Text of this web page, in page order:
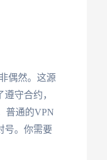
偶然。这源
守合约，
普通的VPN
号。你需要